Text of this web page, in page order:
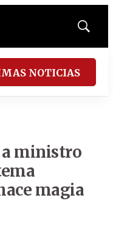
Mostrar
NOTICIAS
a ministro
magia